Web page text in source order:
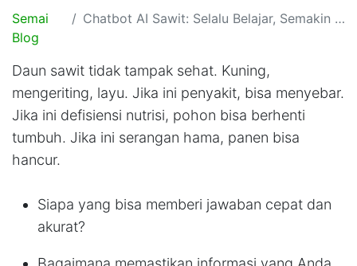
Semai
Blog
Chatbot AI Sawit: Selalu Belajar, Semakin Pakar & Peduli
Daun sawit tidak tampak sehat. Kuning,
mengeriting, layu. Jika ini penyakit, bisa menyebar.
Jika ini defisiensi nutrisi, pohon bisa berhenti
tumbuh. Jika ini serangan hama, panen bisa
hancur.
Siapa yang bisa memberi jawaban cepat dan
akurat?